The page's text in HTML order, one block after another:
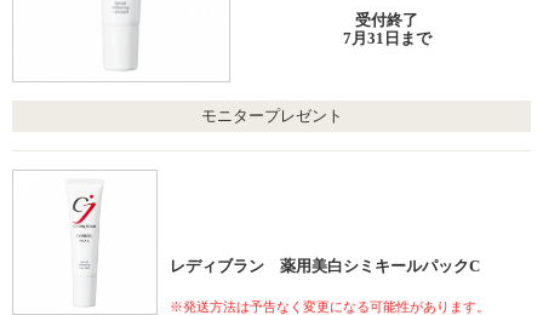
受付終了
7月31日まで
モニタープレゼント
レディブラン 薬用美白シミキールパックC
※発送方法は予告なく変更になる可能性があります。